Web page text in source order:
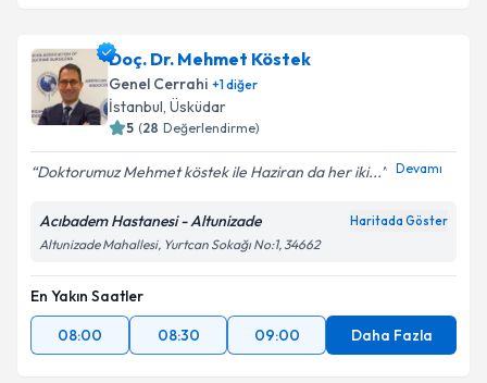
Doç. Dr. Mehmet Köstek
Genel Cerrahi +1diğer
İstanbul, Üsküdar
5 (28 Değerlendirme)
Doktorumuz Mehmet köstek ile Haziran da her iki... Devamı
Acıbadem Hastanesi - Altunizade Haritada Göster
Altunizade Mahallesi, Yurtcan Sokağı No:1, 34662
En Yakın Saatler
08:00
08:30 09:00 Daha Fazla